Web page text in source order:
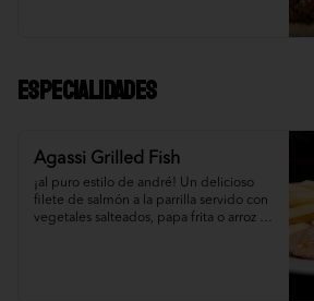
Especialidades
Agassi Grilled Fish
¡al puro estilo de andré! Un delicioso
filete de salmón a la parrilla servido con
vegetales salteados, papa frita o arroz te